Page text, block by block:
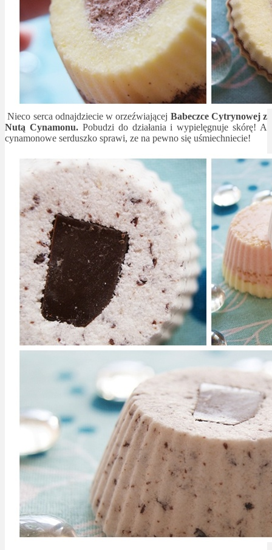
Nieco serca odnajdziecie w orzeźwiającej Babeczce Cytrynowej z
Nutą Cynamonu.Pobudzi do działania i wypielęgnuje skórę! A
cynamonowe serduszko sprawi, ze na pewno się uśmiechniecie!